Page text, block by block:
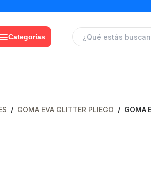
Categorías
/ GOMA EVA GLITTER PLIEGO / GOMA